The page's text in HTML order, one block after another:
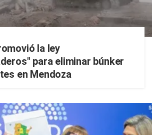
la ley
para eliminar búnker
en Mendoza